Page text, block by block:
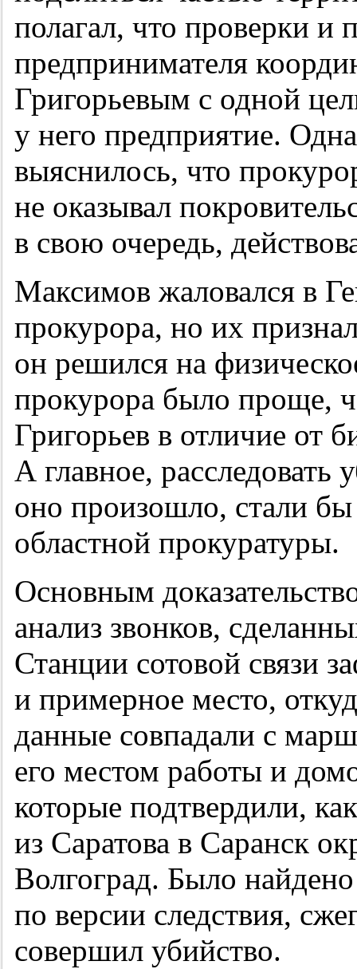
полагал, что проверки и
предпринимателя
Григорьевым с одной
у него предприятие.
выяснилось, что
не оказывал
в свою очередь,
Максимов жаловался в
прокурора, но их
он решился на
прокурора было проще,
Григорьев в отличие от
А главное, расследовать
оно произошло, стали
областной прокуратуры.
Основным
анализ звонков,
Станции сотовой связи
и примерное место,
данные совпадали с
его местом работы и
которые подтвердили,
из Саратова в Саранск
Волгоград. Было
по версии следствия,
совершил убийство.